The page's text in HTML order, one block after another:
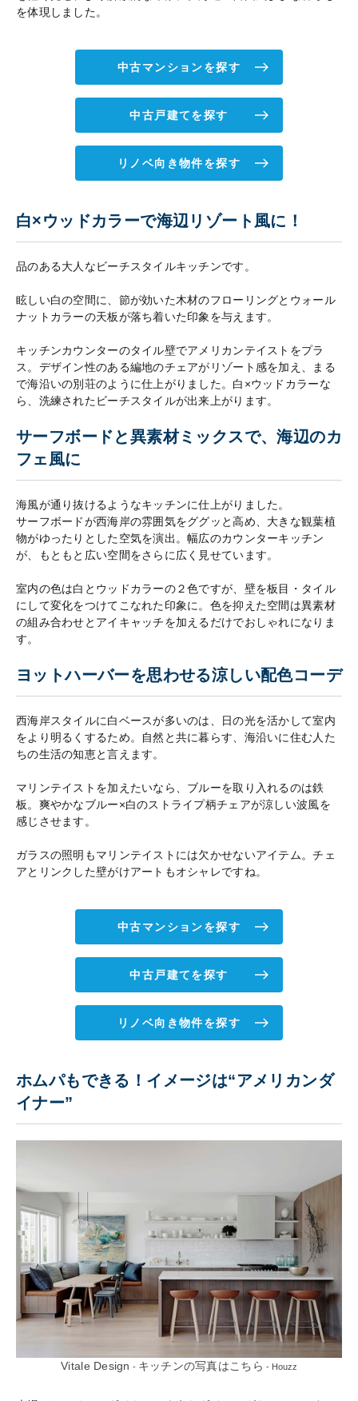
を体現しました。
中古マンションを探す
中古戸建てを探す
リノベ向き物件を探す
白×ウッドカラーで海辺リゾート風に！
品のある大人なビーチスタイルキッチンです。
眩しい白の空間に、節が効いた木材のフローリングとウォール
ナットカラーの天板が落ち着いた印象を与えます。
キッチンカウンターのタイル壁でアメリカンテイストをプラ
ス。デザイン性のある編地のチェアがリゾート感を加え、まる
で海沿いの別荘のように仕上がりました。白×ウッドカラーな
ら、洗練されたビーチスタイルが出来上がります。
サーフボードと異素材ミックスで、海辺のカ
フェ風に
海風が通り抜けるようなキッチンに仕上がりました。
サーフボードが西海岸の雰囲気をググッと高め、大きな観葉植
物がゆったりとした空気を演出。幅広のカウンターキッチン
が、もともと広い空間をさらに広く見せています。
室内の色は白とウッドカラーの２色ですが、壁を板目・タイル
にして変化をつけてこなれた印象に。色を抑えた空間は異素材
の組み合わせとアイキャッチを加えるだけでおしゃれになりま
す。
ヨットハーバーを思わせる涼しい配色コーデ
西海岸スタイルに白ベースが多いのは、日の光を活かして室内
をより明るくするため。自然と共に暮らす、海沿いに住む人た
ちの生活の知恵と言えます。
マリンテイストを加えたいなら、ブルーを取り入れるのは鉄
板。爽やかなブルー×白のストライプ柄チェアが涼しい波風を
感じさせます。
ガラスの照明もマリンテイストには欠かせないアイテム。チェ
アとリンクした壁がけアートもオシャレですね。
中古マンションを探す
中古戸建てを探す
リノベ向き物件を探す
ホムパもできる！イメージは“アメリカンダ
イナー”
Vitale Design - キッチンの写真はこちら - Houzz